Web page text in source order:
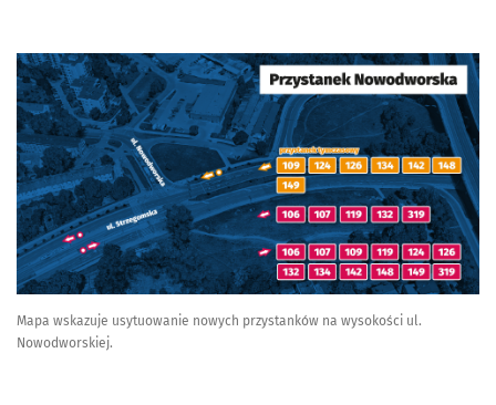
Mapa wskazuje usytuowanie nowych przystanków na wysokości ul.
Nowodworskiej.